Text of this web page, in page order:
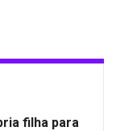
filha para